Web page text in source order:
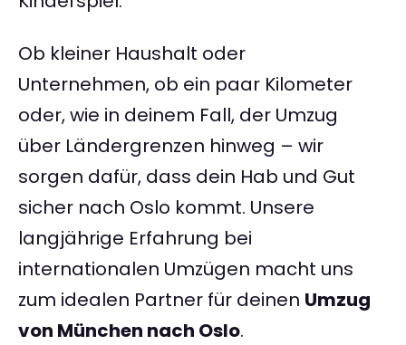
Ob kleiner Haushalt oder
Unternehmen, ob ein paar Kilometer
oder, wie in deinem Fall, der Umzug
über Ländergrenzen hinweg – wir
sorgen dafür, dass dein Hab und Gut
sicher nach Oslo kommt. Unsere
langjährige Erfahrung bei
internationalen Umzügen macht uns
zum idealen Partner für deinen Umzug
von München nach Oslo.